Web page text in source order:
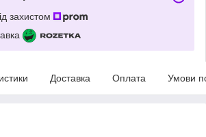
захистом
Доставка Оплата Умови